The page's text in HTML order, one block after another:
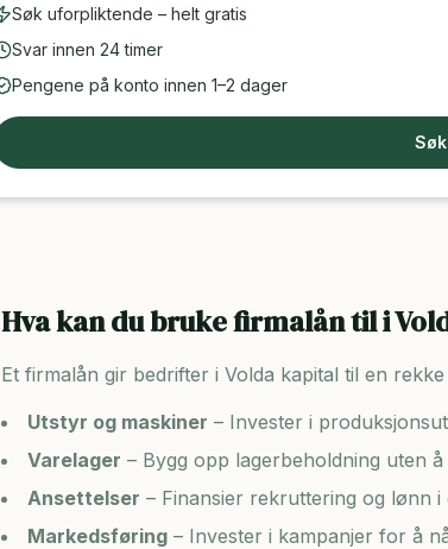
Søk uforpliktende – helt gratis
Svar innen 24 timer
Pengene på konto innen 1–2 dager
Hva kan du bruke firmalån til i
Et firmalån gir bedrifter i Volda kapital til en
Utstyr og maskiner – Invester i
Varelager – Bygg opp lagerbeholdning uten
Ansettelser – Finansier rekruttering og lønn i
Markedsføring – Invester i kampanjer for å